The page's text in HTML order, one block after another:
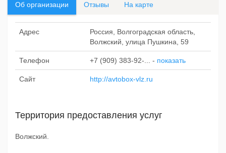
Об организации Отзывы На карте
Адрес
Россия, Волгоградская область,
Волжский, улица Пушкина, 59
Телефон +7 (909) 383-92-... - показать
Сайт http://avtobox-vlz.ru
Территория предоставления услуг
Волжский.